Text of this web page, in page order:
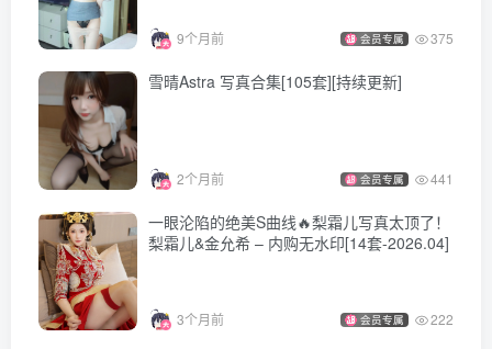
9个月前 会员专属 375
雪晴Astra 写真合集[105套][持续更新]
2个月前 会员专属 441
一眼沦陷的绝美S曲线🔥梨霜儿写真太顶了！
梨霜儿&金允希 – 内购无水印[14套-2026.04]
3个月前 会员专属 222